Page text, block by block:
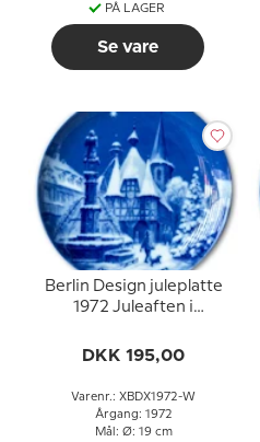
PÅ LAGER
Se vare
Berlin Design juleplatte
1972 Juleaften i
DKK 195,00
Varenr.: XBDX1972-W
Årgang: 1972
Mål: Ø: 19 cm